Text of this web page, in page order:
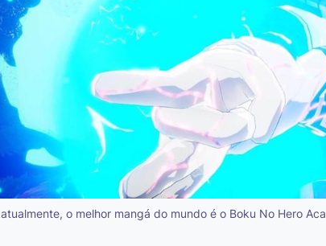
atualmente, o melhor mangá do mundo é o Boku No Hero